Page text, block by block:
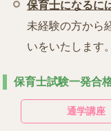
保育士になるに
未経験の方から
いをいたします。
保育士試験一発合
通学講座